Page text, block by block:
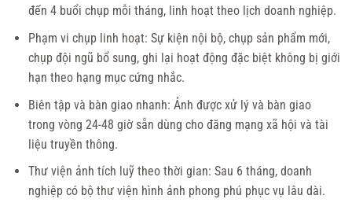
đến 4 buổi chụp mỗi tháng, linh hoạt theo lịch doanh nghiệp.
Phạm vi chụp linh hoạt: Sự kiện nội bộ, chụp sản phẩm mới,
chụp đội ngũ bổ sung, ghi lại hoạt động đặc biệt không bị giới
hạn theo hạng mục cứng nhắc.
Biên tập và bàn giao nhanh: Ảnh được xử lý và bàn giao
trong vòng 24-48 giờ sẵn dùng cho đăng mạng xã hội và tài
liệu truyền thông.
Thư viện ảnh tích luỹ theo thời gian: Sau 6 tháng, doanh
nghiệp có bộ thư viện hình ảnh phong phú phục vụ lâu dài.